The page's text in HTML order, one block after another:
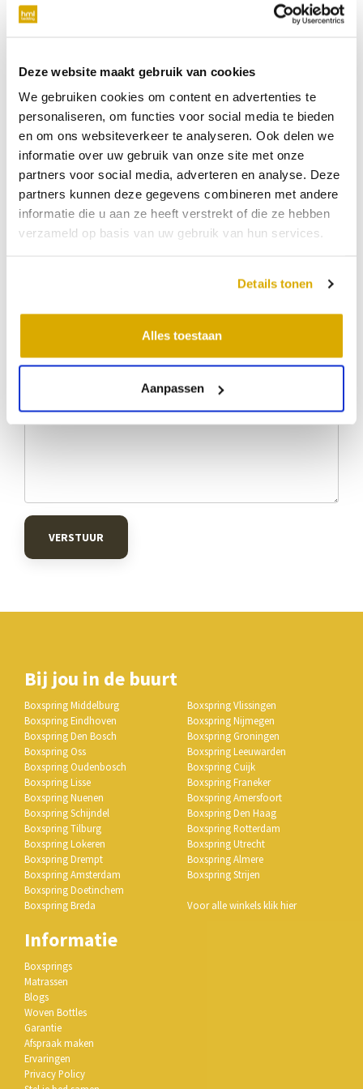
Deze website maakt gebruik van cookies
We gebruiken cookies om content en advertenties te
personaliseren, om functies voor social media te bieden
en om ons websiteverkeer te analyseren. Ook delen we
informatie over uw gebruik van onze site met onze
partners voor social media, adverteren en analyse. Deze
partners kunnen deze gegevens combineren met andere
informatie die u aan ze heeft verstrekt of die ze hebben
verzameld op basis van uw gebruik van hun services.
Details tonen
Alles toestaan
Aanpassen
verplicht
niet verplicht
Datum:26-07-2026
Tijdstip:
Verkooppunt
VERSTUUR
Bij jou in de buurt
Boxspring Middelburg
Boxspring Eindhoven
Boxspring Den Bosch
Boxspring Oss
Boxspring Oudenbosch
Boxspring Lisse
Boxspring Nuenen
Boxspring Schijndel
Boxspring Tilburg
Boxspring Lokeren
Boxspring Drempt
Boxspring Amsterdam
Boxspring Doetinchem
Boxspring Breda
Boxspring Vlissingen
Boxspring Nijmegen
Boxspring Groningen
Boxspring Leeuwarden
Boxspring Cuijk
Boxspring Franeker
Boxspring Amersfoort
Boxspring Den Haag
Boxspring Rotterdam
Boxspring Utrecht
Boxspring Almere
Boxspring Strijen
Voor alle winkels klik hier
Informatie
Boxsprings
Matrassen
Blogs
Woven Bottles
Garantie
Afspraak maken
Ervaringen
Privacy Policy